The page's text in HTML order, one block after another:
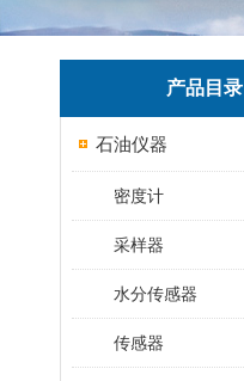
产品目录
石油仪器
密度计
采样器
水分传感器
传感器